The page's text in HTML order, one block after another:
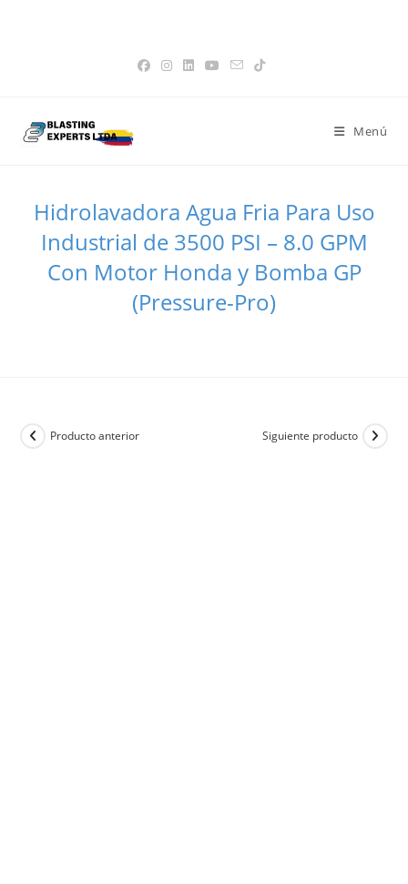
Menú
Hidrolavadora Agua Fria Para Uso
Industrial de 3500 PSI – 8.0 GPM
Con Motor Honda y Bomba GP
(Pressure-Pro)
Producto anterior Siguiente producto